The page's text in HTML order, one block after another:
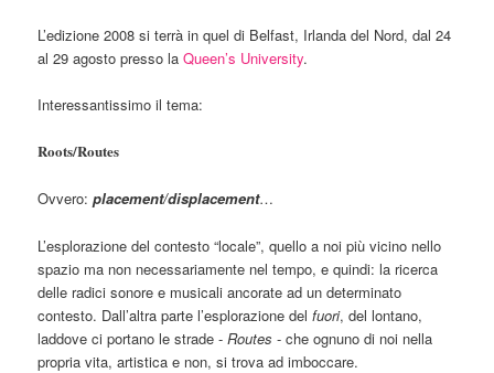
L’edizione 2008 si terrà in quel di Belfast, Irlanda del Nord, dal 24
al 29 agosto presso laQueen’s University.
Interessantissimo il tema:
Roots/Routes
Ovvero:placement/displacement…
L’esplorazione del contesto “locale”, quello a noi più vicino nello
spazio ma non necessariamente nel tempo, e quindi: la ricerca
delle radici sonore e musicali ancorate ad un determinato
contesto. Dall’altra parte l’esplorazione delfuori, del lontano,
laddove ci portano le strade - Routes - che ognuno di noi nella
propria vita, artistica e non, si trova ad imboccare.